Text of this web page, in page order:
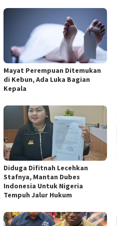
Mayat Perempuan Ditemukan
di Kebun, Ada Luka Bagian
Kepala
Diduga Difitnah Lecehkan
Stafnya, Mantan Dubes
Indonesia Untuk Nigeria
Tempuh Jalur Hukum